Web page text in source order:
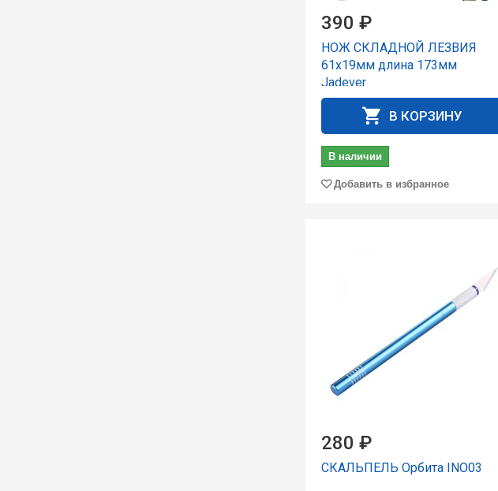
390 ₽
НОЖ СКЛАДНОЙ ЛЕЗВИЯ
61x19мм длина 173мм
Jadever
В КОРЗИНУ
В наличии
Добавить в избранное
280 ₽
СКАЛЬПЕЛЬ Орбита INO03